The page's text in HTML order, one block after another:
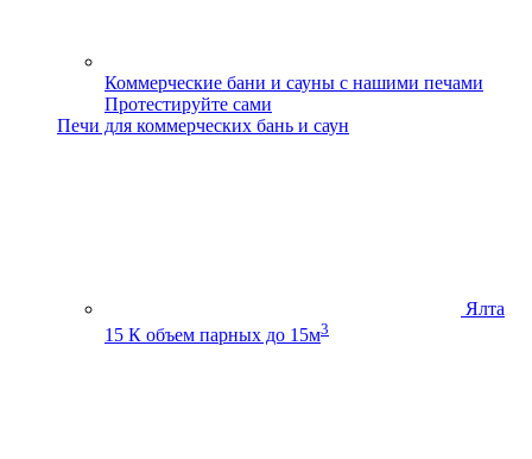
Коммерческие бани и сауны с нашими печами
Протестируйте сами
Печи для коммерческих бань и саун
Ялта
15 К объем парных до 15м3